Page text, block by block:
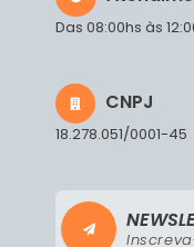
Das 08:00hs às
CNPJ
18.278.051/0001-45